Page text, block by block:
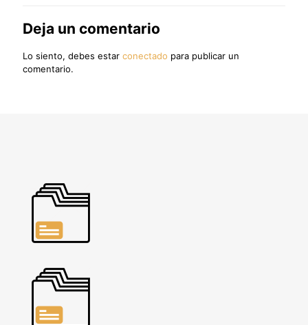
Deja un comentario
Lo siento, debes estar conectado para publicar un
comentario.